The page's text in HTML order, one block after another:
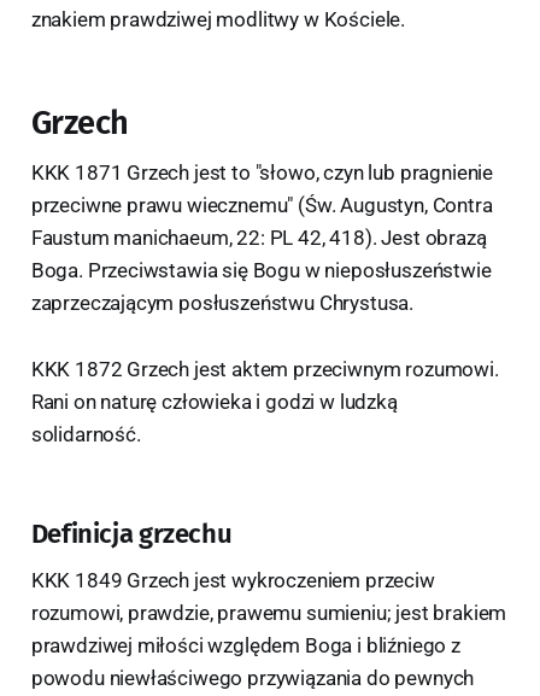
znakiem prawdziwej modlitwy w Kościele.
Grzech
KKK 1871 Grzech jest to "słowo, czyn lub pragnienie
przeciwne prawu wiecznemu" (Św. Augustyn, Contra
Faustum manichaeum, 22: PL 42, 418). Jest obrazą
Boga. Przeciwstawia się Bogu w nieposłuszeństwie
zaprzeczającym posłuszeństwu Chrystusa.
KKK 1872 Grzech jest aktem przeciwnym rozumowi.
Rani on naturę człowieka i godzi w ludzką
solidarność.
Definicja grzechu
KKK 1849 Grzech jest wykroczeniem przeciw
rozumowi, prawdzie, prawemu sumieniu; jest brakiem
prawdziwej miłości względem Boga i bliźniego z
powodu niewłaściwego przywiązania do pewnych